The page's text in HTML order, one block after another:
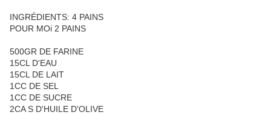
INGRÉDIENTS: 4 PAINS
POUR MOi 2 PAINS
500GR DE FARINE
15CL D'EAU
15CL DE LAIT
1CC DE SEL
1CC DE SUCRE
2CA S D'HUILE D'OLIVE